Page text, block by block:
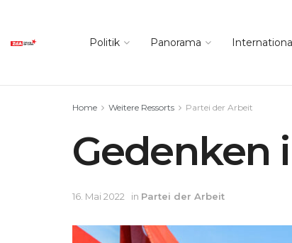
Politik Panorama
Home Weitere Ressorts Partei der Arbeit
Gedenken
16. Mai 2022 in Partei der Arbeit